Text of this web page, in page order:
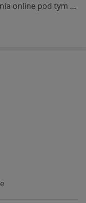
Specjalista nie oferuje umawiania online pod tym adresem.